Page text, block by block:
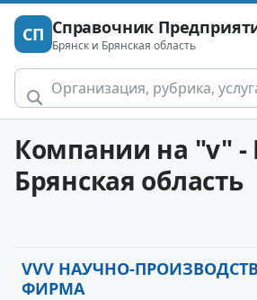
СП Справочник
Брянск и Брянская область
Компании на "v" -
Брянская область
VVV НАУЧНО-
ФИРМА